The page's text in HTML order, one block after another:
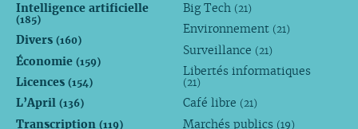
Intelligence artificielle
(185)
Divers (160)
Économie (159)
Licences (154)
L’April (136)
Transcription (119)
Big Tech (21)
Environnement (21)
Surveillance (21)
Libertés informatiques
(21)
Café libre (21)
Marchés publics (19)